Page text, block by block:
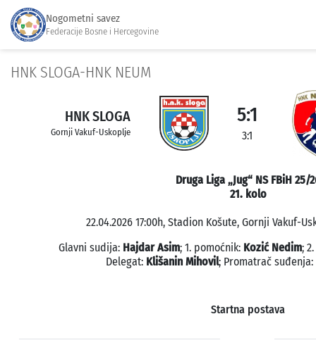
Nogometni savez
Federacije Bosne i Hercegovine
HNK SLOGA-HNK NEUM
HNK SLOGA
Gornji Vakuf-Uskoplje
5:1
3:1
Druga Liga „Jug“ NS FBiH 25/
21. kolo
22.04.2026 17:00h, Stadion Košute, Gornji Vakuf-
Glavni sudija: Hajdar Asim; 1. pomoćnik: Kozić Nedim;
Delegat: Klišanin Mihovil; Promatrač suđenja:
Startna postava